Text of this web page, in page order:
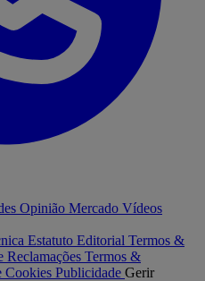
Opinião Mercado Vídeos
Estatuto Editorial Termos &
Reclamações Termos &
Cookies Publicidade Gerir